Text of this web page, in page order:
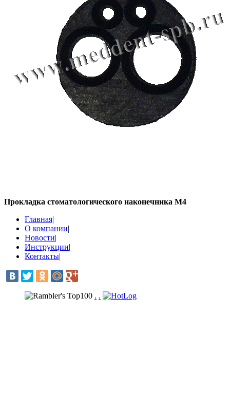
Прокладка стоматологического наконечника М4
Главная|
О компании|
Новости|
Инструкции|
Контакты|
. .